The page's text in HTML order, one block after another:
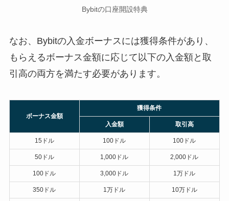
Bybitの口座開設特典
なお、Bybitの入金ボーナスには獲得条件があり、
もらえるボーナス金額に応じて以下の入金額と取
引高の両方を満たす必要があります。
ボーナス金額
獲得条件
入金額 取引高
15ドル 100ドル 100ドル
50ドル 1,000ドル 2,000ドル
100ドル 3,000ドル 1万ドル
350ドル 1万ドル 10万ドル